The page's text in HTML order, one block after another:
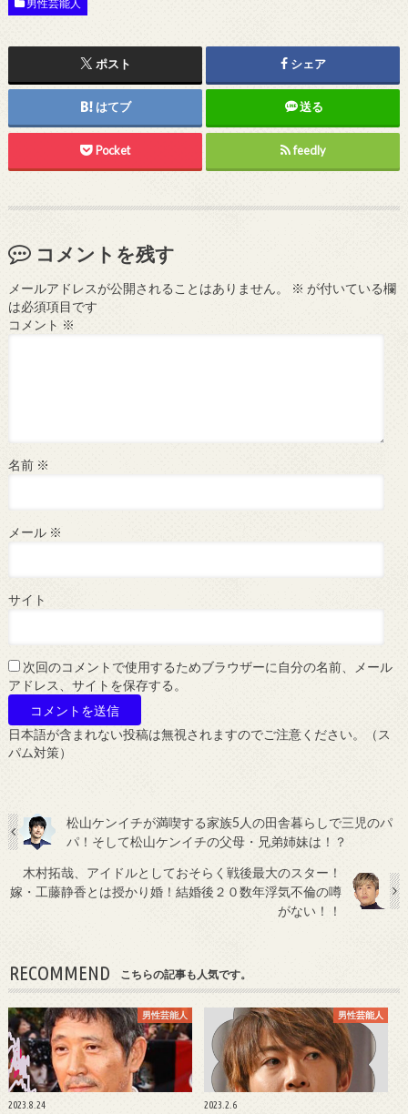
男性芸能人
ポスト シェア
はてブ 送る
Pocket feedly
コメントを残す
メールアドレスが公開されることはありません。 ※ が付いている欄
は必須項目です
コメント ※
名前 ※
メール ※
サイト
次回のコメントで使用するためブラウザーに自分の名前、メール
アドレス、サイトを保存する。
日本語が含まれない投稿は無視されますのでご注意ください。（ス
パム対策）
松山ケンイチが満喫する家族5人の田舎暮らしで三児のパ
パ！そして松山ケンイチの父母・兄弟姉妹は！？
木村拓哉、アイドルとしておそらく戦後最大のスター！
嫁・工藤静香とは授かり婚！結婚後２０数年浮気不倫の噂
がない！！
RECOMMEND こちらの記事も人気です。
男性芸能人
2023.8.24
男性芸能人
2023.2.6